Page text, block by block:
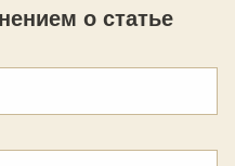
о статье